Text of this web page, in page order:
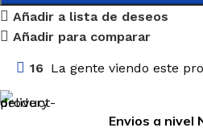
Añadir a lista de deseos
Añadir para comparar
16 La gente viendo este
Envios a nivel